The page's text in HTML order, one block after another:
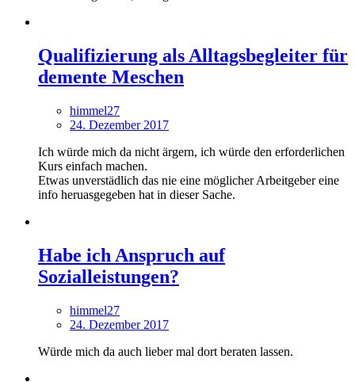
Qualifizierung als Alltagsbegleiter für
demente Meschen
himmel27
24. Dezember 2017
Ich würde mich da nicht ärgern, ich würde den erforderlichen
Kurs einfach machen.
Etwas unverstädlich das nie eine möglicher Arbeitgeber eine
info heruasgegeben hat in dieser Sache.
Habe ich Anspruch auf
Sozialleistungen?
himmel27
24. Dezember 2017
Würde mich da auch lieber mal dort beraten lassen.